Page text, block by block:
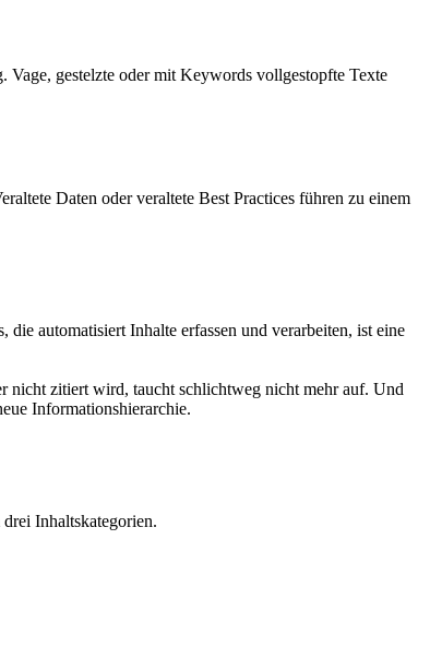
Vage, gestelzte oder mit Keywords vollgestopfte Texte
Daten oder veraltete Best Practices führen zu einem
automatisiert Inhalte erfassen und verarbeiten, ist eine
nicht zitiert wird, taucht schlichtweg nicht mehr auf. Und
Informationshierarchie.
Inhaltskategorien.